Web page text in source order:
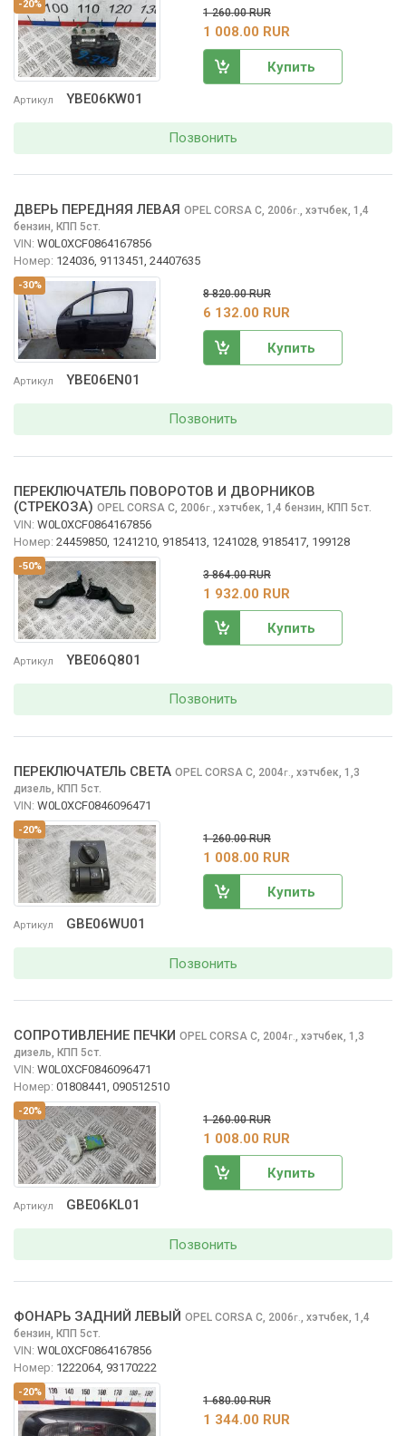
-20%
Артикул YBE06KW01
1 260.00 RUR
1 008.00 RUR
Купить
Позвонить
-30%
Артикул YBE06EN01
ДВЕРЬ ПЕРЕДНЯЯ ЛЕВАЯ OPEL CORSA C, 2006г., хэтчбек, 1,4
бензин, КПП 5ст.
VIN: W0L0XCF0864167856
Номер: 124036, 9113451, 24407635
8 820.00 RUR
6 132.00 RUR
Купить
Позвонить
-50%
Артикул YBE06Q801
ПЕРЕКЛЮЧАТЕЛЬ ПОВОРОТОВ И ДВОРНИКОВ
(СТРЕКОЗА) OPEL CORSA C, 2006г. хэтчбек, 1,4 бензин, КПП 5ст.
VIN: W0L0XCF0864167856
Номер: 24459850, 1241210, 9185413, 1241028, 9185417, 199128
3 864.00 RUR
1 932.00 RUR
Купить
Позвонить
-20%
Артикул GBE06WU01
ПЕРЕКЛЮЧАТЕЛЬ СВЕТА OPEL CORSA C, 2004г.
хэтчбек, 1,3
дизель, КПП 5ст.
VIN: W0L0XCF0846096471
1 260.00 RUR
1 008.00 RUR
Купить
Позвонить
-20%
Артикул GBE06KL01
СОПРОТИВЛЕНИЕ ПЕЧКИ OPEL CORSA C, 2004г. хэтчбек, 1,3
дизель, КПП 5ст.
VIN: W0L0XCF0846096471
Номер: 01808441, 090512510
1 260.00 RUR
1 008.00 RUR
Купить
Позвонить
-20%
ФОНАРЬ ЗАДНИЙ ЛЕВЫЙ OPEL CORSA C, 2006г. хэтчбек, 1,4
бензин, КПП 5ст.
VIN: W0L0XCF0864167856
Номер: 1222064, 93170222
1 680.00 RUR
1 344.00 RUR